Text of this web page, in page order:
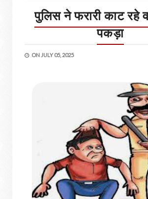
पुलिस ने फरारी काट रहे
पकड़ा
ON JULY 05, 2025